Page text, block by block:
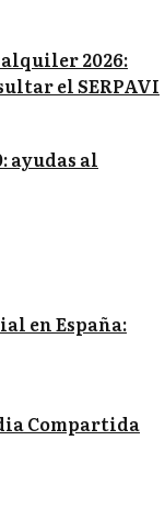
2026:
el SERPAVI
ayudas al
en España:
Compartida